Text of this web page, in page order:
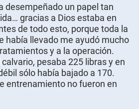
desempeñado un papel tan
gracias a Dios estaba en
de todo esto, porque toda la
había llevado me ayudó mucho
y a la operación.
pesaba 225 libras y en
sólo había bajado a 170.
entrenamiento no fueron en